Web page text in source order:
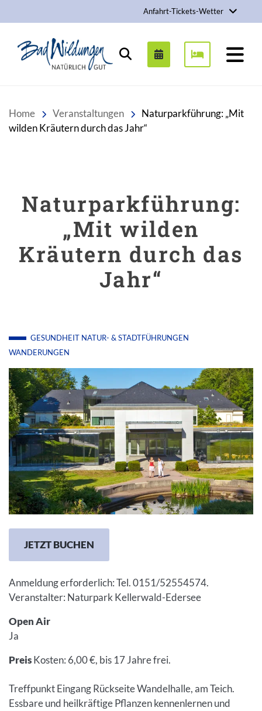
Anfahrt-Tickets-Wetter
Stadt Bad Wildungen
Suchen
Home Veranstaltungen
Naturparkführung: „Mit
wilden Kräutern durch das Jahr“
Naturparkführung:
„Mit wilden
Kräutern durch das
Jahr“
GESUNDHEIT NATUR- & STADTFÜHRUNGEN
WANDERUNGEN
JETZT BUCHEN
Anmeldung erforderlich: Tel. 0151/52554574.
Veranstalter: Naturpark Kellerwald-Edersee
Open Air
Ja
PreisKosten: 6,00 €, bis 17 Jahre frei.
Treffpunkt Eingang Rückseite Wandelhalle, am Teich.
Essbare und heilkräftige Pflanzen kennenlernen und